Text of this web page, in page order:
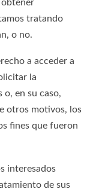
obtener
tratando
o no.
a acceder a
la
en su caso,
otros motivos, los
fines que fueron
interesados
de sus